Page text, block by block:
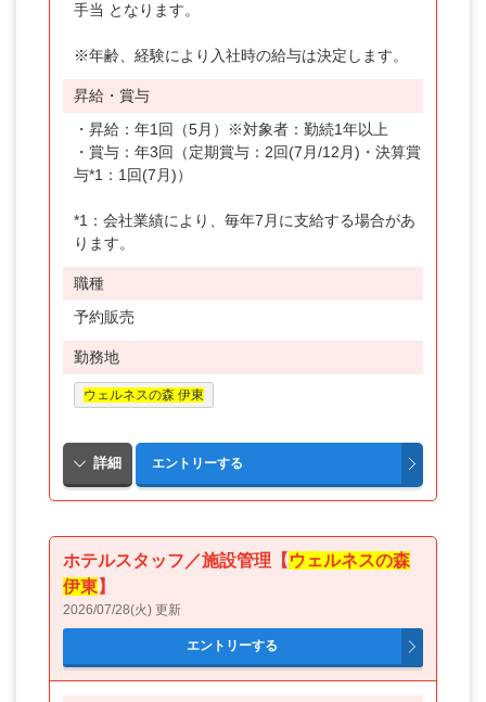
手当 となります。
※年齢、経験により入社時の給与は決定します。
昇給・賞与
・昇給：年1回（5月）※対象者：勤続1年以上
・賞与：年3回（定期賞与：2回(7月/12月)・決算賞
与*1：1回(7月)）
*1：会社業績により、毎年7月に支給する場合があ
ります。
職種
予約販売
勤務地
ウェルネスの森 伊東
ホテルスタッフ／施設管理【 ウェルネスの森
伊東】
2026/07/28(火) 更新